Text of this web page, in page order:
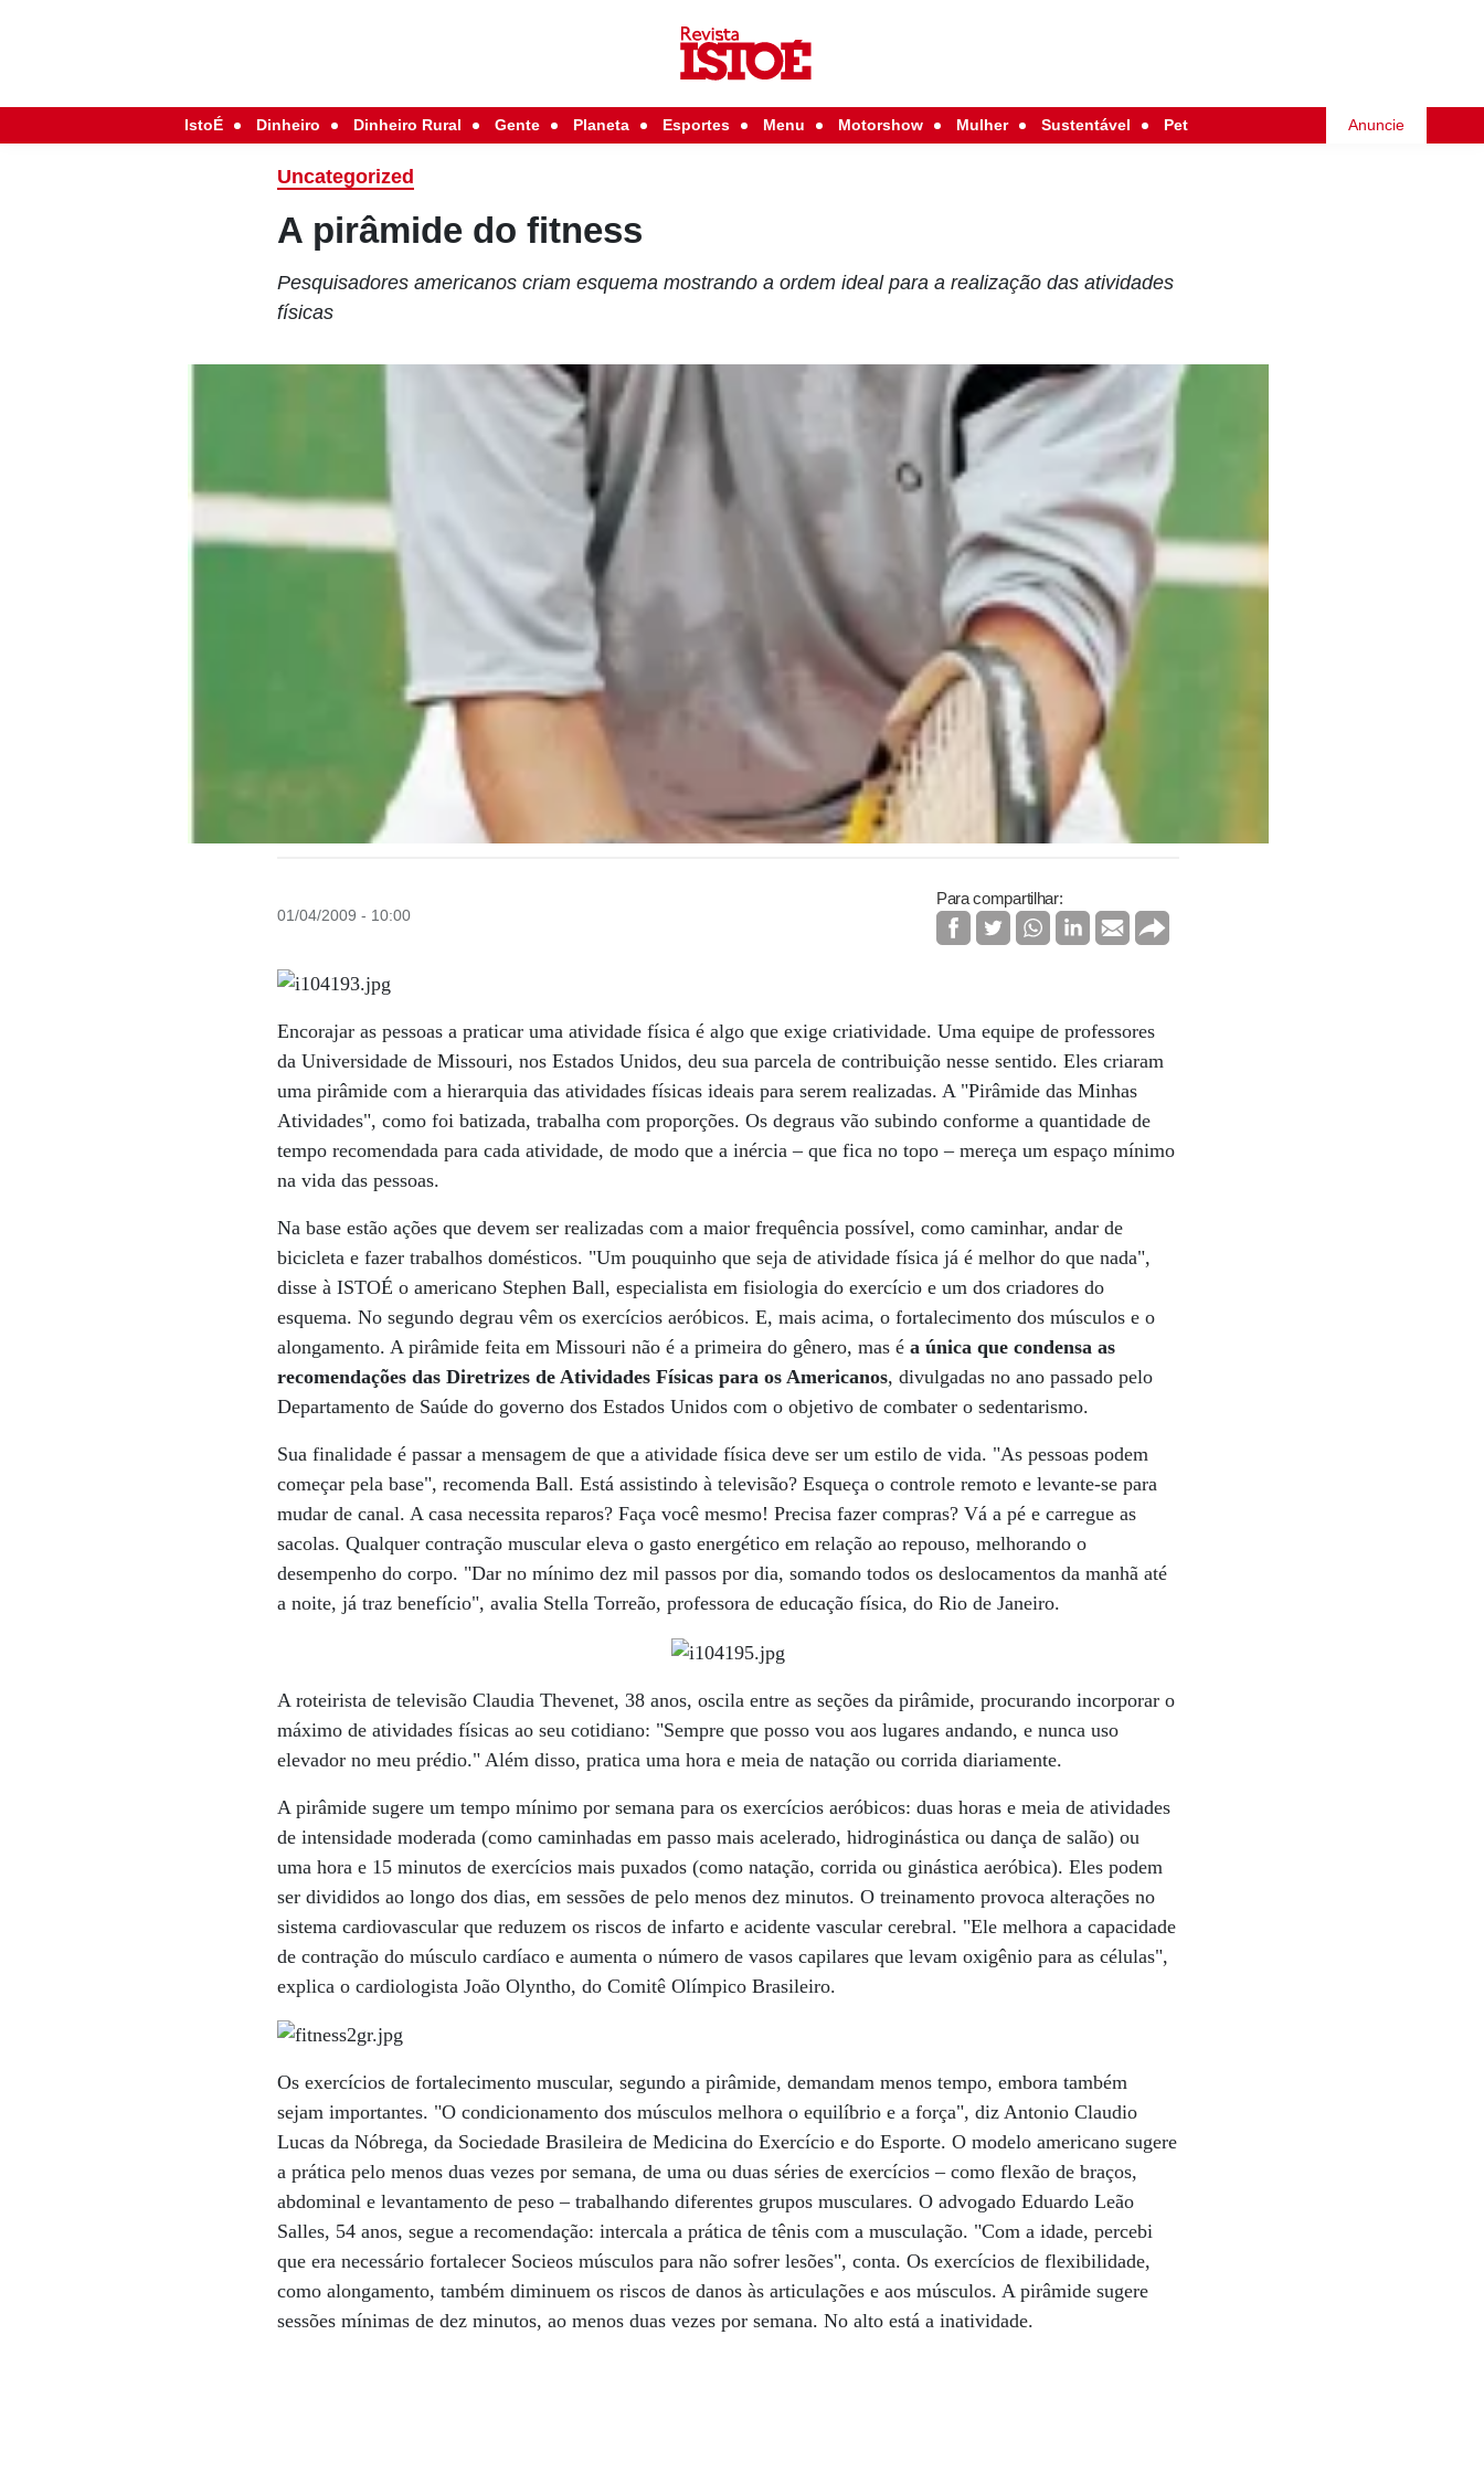
IstoÉ Dinheiro Dinheiro Rural Gente Planeta Esportes Menu Motorshow Mulher Sustentável Pet Anuncie
Uncategorized
A pirâmide do fitness
Pesquisadores americanos criam esquema mostrando a ordem ideal para a realização das atividades
físicas
01/04/2009 - 10:00
Para compartilhar:
Encorajar as pessoas a praticar uma atividade física é algo que exige criatividade. Uma equipe de professores
da Universidade de Missouri, nos Estados Unidos, deu sua parcela de contribuição nesse sentido. Eles criaram
uma pirâmide com a hierarquia das atividades físicas ideais para serem realizadas. A "Pirâmide das Minhas
Atividades", como foi batizada, trabalha com proporções. Os degraus vão subindo conforme a quantidade de
tempo recomendada para cada atividade, de modo que a inércia – que fica no topo – mereça um espaço mínimo
na vida das pessoas.
Na base estão ações que devem ser realizadas com a maior frequência possível, como caminhar, andar de
bicicleta e fazer trabalhos domésticos. "Um pouquinho que seja de atividade física já é melhor do que nada",
disse à ISTOÉ o americano Stephen Ball, especialista em fisiologia do exercício e um dos criadores do
esquema. No segundo degrau vêm os exercícios aeróbicos. E, mais acima, o fortalecimento dos músculos e o
alongamento. A pirâmide feita em Missouri não é a primeira do gênero, mas éa única que condensa as
recomendações das Diretrizes de Atividades Físicas para os Americanos, divulgadas no ano passado pelo
Departamento de Saúde do governo dos Estados Unidos com o objetivo de combater o sedentarismo.
Sua finalidade é passar a mensagem de que a atividade física deve ser um estilo de vida. "As pessoas podem
começar pela base", recomenda Ball. Está assistindo à televisão? Esqueça o controle remoto e levante-se para
mudar de canal. A casa necessita reparos? Faça você mesmo! Precisa fazer compras? Vá a pé e carregue as
sacolas. Qualquer contração muscular eleva o gasto energético em relação ao repouso, melhorando o
desempenho do corpo. "Dar no mínimo dez mil passos por dia, somando todos os deslocamentos da manhã até
a noite, já traz benefício", avalia Stella Torreão, professora de educação física, do Rio de Janeiro.
A roteirista de televisão Claudia Thevenet, 38 anos, oscila entre as seções da pirâmide, procurando incorporar o
máximo de atividades físicas ao seu cotidiano: "Sempre que posso vou aos lugares andando, e nunca uso
elevador no meu prédio." Além disso, pratica uma hora e meia de natação ou corrida diariamente.
A pirâmide sugere um tempo mínimo por semana para os exercícios aeróbicos: duas horas e meia de atividades
de intensidade moderada (como caminhadas em passo mais acelerado, hidroginástica ou dança de salão) ou
uma hora e 15 minutos de exercícios mais puxados (como natação, corrida ou ginástica aeróbica). Eles podem
ser divididos ao longo dos dias, em sessões de pelo menos dez minutos. O treinamento provoca alterações no
sistema cardiovascular que reduzem os riscos de infarto e acidente vascular cerebral. "Ele melhora a capacidade
de contração do músculo cardíaco e aumenta o número de vasos capilares que levam oxigênio para as células",
explica o cardiologista João Olyntho, do Comitê Olímpico Brasileiro.
Os exercícios de fortalecimento muscular, segundo a pirâmide, demandam menos tempo, embora também
sejam importantes. "O condicionamento dos músculos melhora o equilíbrio e a força", diz Antonio Claudio
Lucas da Nóbrega, da Sociedade Brasileira de Medicina do Exercício e do Esporte. O modelo americano sugere
a prática pelo menos duas vezes por semana, de uma ou duas séries de exercícios – como flexão de braços,
abdominal e levantamento de peso – trabalhando diferentes grupos musculares. O advogado Eduardo Leão
Salles, 54 anos, segue a recomendação: intercala a prática de tênis com a musculação. "Com a idade, percebi
que era necessário fortalecer Socieos músculos para não sofrer lesões", conta. Os exercícios de flexibilidade,
como alongamento, também diminuem os riscos de danos às articulações e aos músculos. A pirâmide sugere
sessões mínimas de dez minutos, ao menos duas vezes por semana. No alto está a inatividade.